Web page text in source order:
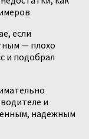
если
— плохо
и подобрал
и
надежным